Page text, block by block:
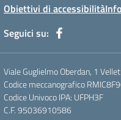
Obiettivi di accessibilità
Seguici su:
Viale Guglielmo Oberdan, 1
Codice meccanografico
Codice Univoco IPA: UFPH3F
C.F. 95036910586